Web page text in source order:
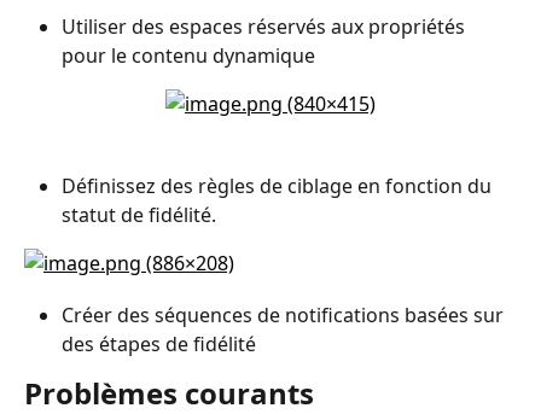
Utiliser des espaces réservés aux propriétés
pour le contenu dynamique
Définissez des règles de ciblage en fonction du
statut de fidélité.
Créer des séquences de notifications basées sur
des étapes de fidélité
Problèmes courants